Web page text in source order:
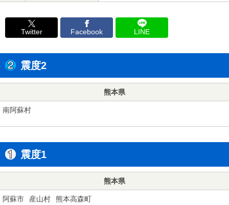
Twitter Facebook LINE
震度2
熊本県
南阿蘇村
震度1
熊本県
阿蘇市 産山村 熊本高森町